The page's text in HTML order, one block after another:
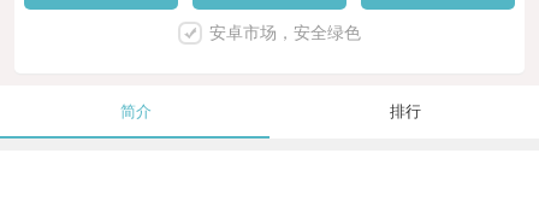
安卓市场，安全绿色
简介 排行